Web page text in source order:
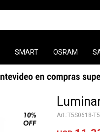
SMART OSRAM
T5S0618-